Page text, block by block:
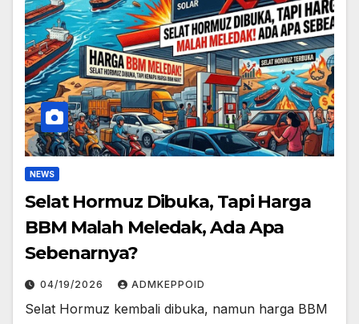
NEWS
Selat Hormuz Dibuka, Tapi Harga
BBM Malah Meledak, Ada Apa
Sebenarnya?
04/19/2026 ADMKEPPOID
Selat Hormuz kembali dibuka, namun harga BBM